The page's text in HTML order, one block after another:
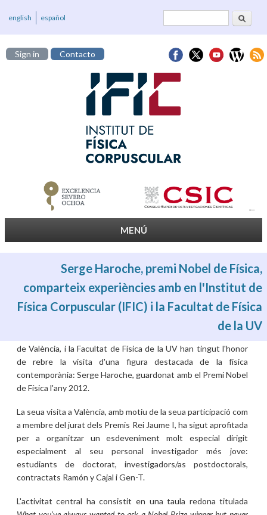
Formulari deCerca
english español
Sign in Contacto
MENÚ
Serge Haroche, premi Nobel de Física,
comparteix experiències amb en l'Institut de
Física Corpuscular (IFIC) i la Facultat de Física
de la UV
dl., 01/06/2026 - 02:25
L'Institut de Física Corpuscular (IFIC), centre mixt del Consell
de València, i la Facultat de Física de la UV han tingut l'honor
de rebre la visita d'una figura destacada de la física
contemporània: Serge Haroche, guardonat amb el Premi Nobel
de Física l'any 2012.
La seua visita a València, amb motiu de la seua participació com
a membre del jurat dels Premis Rei Jaume I, ha sigut aprofitada
per a organitzar un esdeveniment molt especial dirigit
especialment al seu personal investigador més jove:
estudiants de doctorat, investigadors/as postdoctorals,
contractats Ramón y Cajal i Gen-T.
L'activitat central ha consistit en una taula redona titulada